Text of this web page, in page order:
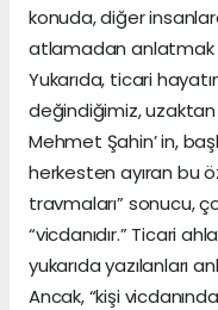
konuda, diğer
atlamadan anlatmak
Yukarıda, ticari
değindiğimiz, uzaktan
Mehmet Şahin’ in,
herkesten ayıran bu
travmaları” sonucu,
“vicdanıdır.” Ticari
yukarıda yazılanları
Ancak, “kişi